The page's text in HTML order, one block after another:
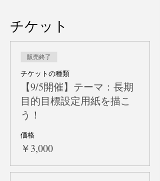
チケット
販売終了
チケットの種類
【9/5開催】テーマ：長期
目的目標設定用紙を描こ
う！
価格
￥3,000